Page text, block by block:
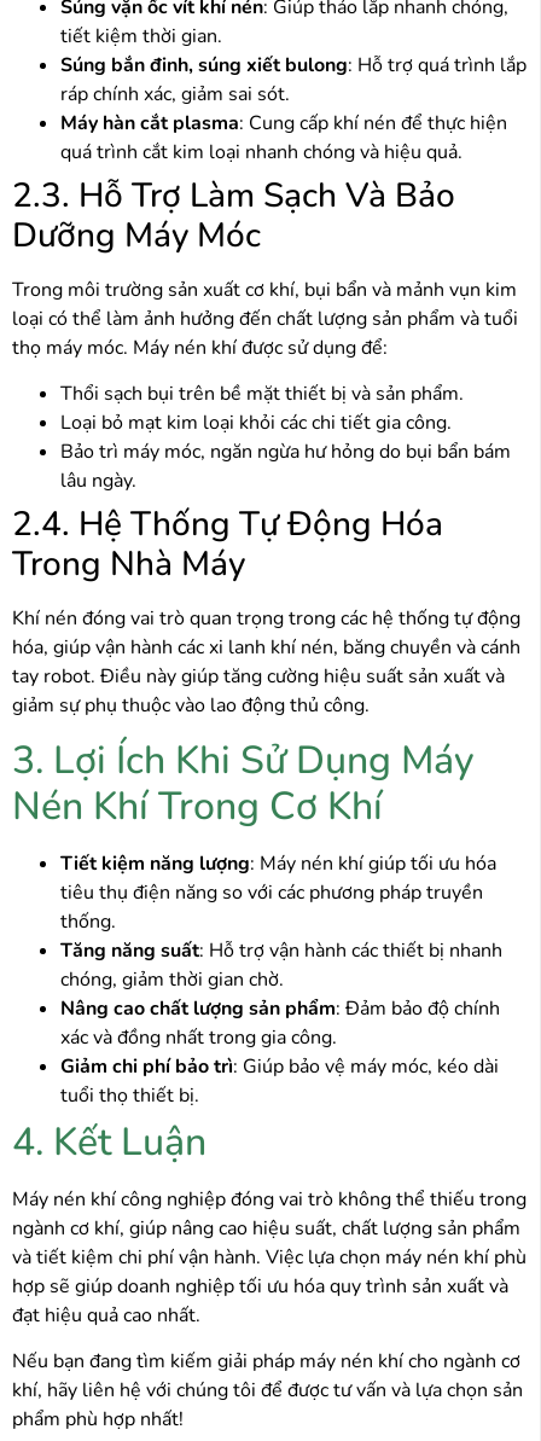
Súng vặn ốc vít khí nén: Giúp tháo lắp nhanh chóng,
tiết kiệm thời gian.
Súng bắn đinh, súng xiết bulong: Hỗ trợ quá trình lắp
ráp chính xác, giảm sai sót.
Máy hàn cắt plasma: Cung cấp khí nén để thực hiện
quá trình cắt kim loại nhanh chóng và hiệu quả.
2.3. Hỗ Trợ Làm Sạch Và Bảo
Dưỡng Máy Móc
Trong môi trường sản xuất cơ khí, bụi bẩn và mảnh vụn kim
loại có thể làm ảnh hưởng đến chất lượng sản phẩm và tuổi
thọ máy móc. Máy nén khí được sử dụng để:
Thổi sạch bụi trên bề mặt thiết bị và sản phẩm.
Loại bỏ mạt kim loại khỏi các chi tiết gia công.
Bảo trì máy móc, ngăn ngừa hư hỏng do bụi bẩn bám
lâu ngày.
2.4. Hệ Thống Tự Động Hóa
Trong Nhà Máy
Khí nén đóng vai trò quan trọng trong các hệ thống tự động
hóa, giúp vận hành các xi lanh khí nén, băng chuyền và cánh
tay robot. Điều này giúp tăng cường hiệu suất sản xuất và
giảm sự phụ thuộc vào lao động thủ công.
3. Lợi Ích Khi Sử Dụng Máy
Nén Khí Trong Cơ Khí
Tiết kiệm năng lượng: Máy nén khígiúp tối ưu hóa
tiêu thụ điện năng so với các phương pháp truyền
thống.
Tăng năng suất: Hỗ trợ vận hành các thiết bị nhanh
chóng, giảm thời gian chờ.
Nâng cao chất lượng sản phẩm: Đảm bảo độ chính
xác và đồng nhất trong gia công.
Giảm chi phí bảo trì: Giúp bảo vệ máy móc, kéo dài
tuổi thọ thiết bị.
4. Kết Luận
Máy nén khí công nghiệp đóng vai trò không thể thiếu trong
ngành cơ khí, giúp nâng cao hiệu suất, chất lượng sản phẩm
và tiết kiệm chi phí vận hành. Việc lựa chọn máy nén khí phù
hợp sẽ giúp doanh nghiệp tối ưu hóa quy trình sản xuất và
đạt hiệu quả cao nhất.
Nếu bạn đang tìm kiếm giải pháp máy nén khí cho ngành cơ
khí, hãy liên hệ với chúng tôi để được tư vấn và lựa chọn sản
phẩm phù hợp nhất!